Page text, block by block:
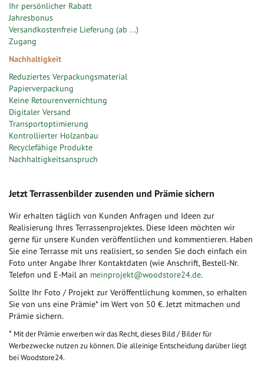
Ihr persönlicher Rabatt
Jahresbonus
Versandkostenfreie Lieferung (ab ...)
Zugang
Nachhaltigkeit
Reduziertes Verpackungsmaterial
Papierverpackung
Keine Retourenvernichtung
Digitaler Versand
Transportoptimierung
Kontrollierter Holzanbau
Recyclefähige Produkte
Nachhaltigkeitsanspruch
Jetzt Terrassenbilder zusenden und Prämie sichern
Wir erhalten täglich von Kunden Anfragen und Ideen zur
Realisierung Ihres Terrassenprojektes. Diese Ideen möchten wir
gerne für unsere Kunden veröffentlichen und kommentieren. Haben
Sie eine Terrasse mit uns realisiert, so senden Sie doch einfach ein
Foto unter Angabe Ihrer Kontaktdaten (wie Anschrift, Bestell-Nr.
Telefon und E-Mail an meinprojekt@woodstore24.de.
Sollte Ihr Foto / Projekt zur Veröffentlichung kommen, so erhalten
Sie von uns eine Prämie* im Wert von 50 €. Jetzt mitmachen und
Prämie sichern.
* Mit der Prämie erwerben wir das Recht, dieses Bild / Bilder für
Werbezwecke nutzen zu können. Die alleinige Entscheidung darüber liegt
bei Woodstore24.